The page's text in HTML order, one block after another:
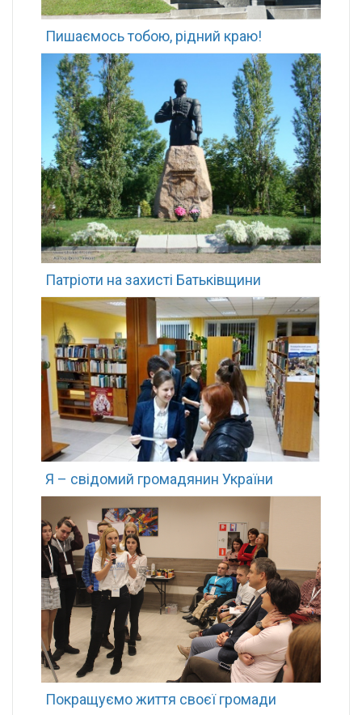
Пишаємось тобою, рідний краю!
Патріоти на захисті Батьківщини
Я – свідомий громадянин України
Покращуємо життя своєї громади